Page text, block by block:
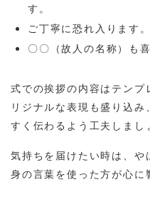
す。
ご丁寧に恐れ入ります。
〇〇（故人の名称）も
式での挨拶の内容はテン
リジナルな表現も盛り込
すく伝わるよう工夫しまし
気持ちを届けたい時は、や
身の言葉を使った方が心に